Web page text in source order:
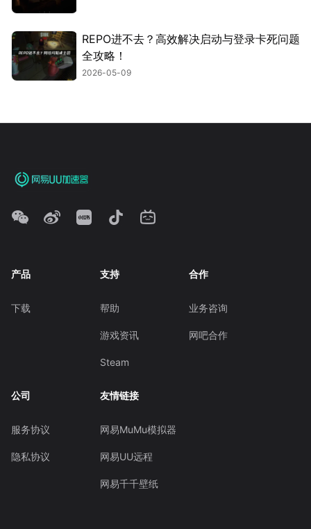
REPO进不去？高效解决启动与登录卡死问题
全攻略！
2026-05-09
产品
下载
支持
帮助
游戏资讯
Steam
合作
业务咨询
网吧合作
公司
服务协议
隐私协议
友情链接
网易MuMu模拟器
网易UU远程
网易千千壁纸